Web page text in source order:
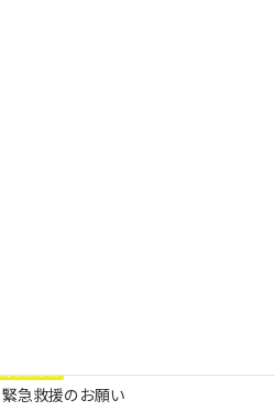
急救援のお願い